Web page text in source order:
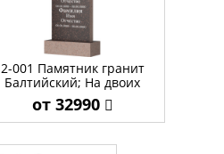
2-001 Памятник гранит
Балтийский; На двоих
от 32990